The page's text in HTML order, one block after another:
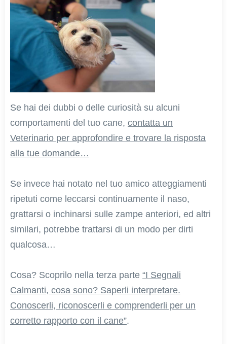
Se hai dei dubbi o delle curiosità su alcuni
comportamenti del tuo cane, contatta un
Veterinario per approfondire e trovare la risposta
alla tue domande…
Se invece hai notato nel tuo amico atteggiamenti
ripetuti come leccarsi continuamente il naso,
grattarsi o inchinarsi sulle zampe anteriori, ed altri
similari, potrebbe trattarsi di un modo per dirti
qualcosa…
Cosa? Scoprilo nella terza parte “I Segnali
Calmanti, cosa sono? Saperli interpretare.
Conoscerli, riconoscerli e comprenderli per un
corretto rapporto con il cane”.